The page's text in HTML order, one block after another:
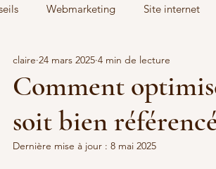
Webmarketing Site internet
de données
Comment
soit bien
claire 24 mars 2025 4 min de lecture
Dernière mise à jour : 8 mai 2025